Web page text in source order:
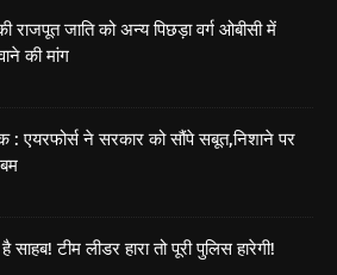
राजपूत जाति को अन्य पिछड़ा वर्ग ओबीसी में
की मांग
: एयरफोर्स ने सरकार को सौंपे सबूत,निशाने पर
साहब! टीम लीडर हारा तो पूरी पुलिस हारेगी!